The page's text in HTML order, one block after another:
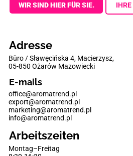
WIR SIND HIER FÜR SIE.
Adresse
Büro / Sławęcińska 4, Macierzysz,
05-850 Ożarów Mazowiecki
E-mails
office@aromatrend.pl
export@aromatrend.pl
marketing@aromatrend.pl
info@aromatrend.pl
Arbeitszeiten
Montag–Freitag